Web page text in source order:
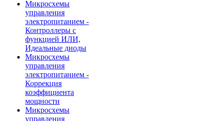
Микросхемы
управления
электропитанием -
Контроллеры с
функцией ИЛИ,
Идеальные диоды
Микросхемы
управления
электропитанием -
Коррекция
коэффициента
мощности
Микросхемы
управления